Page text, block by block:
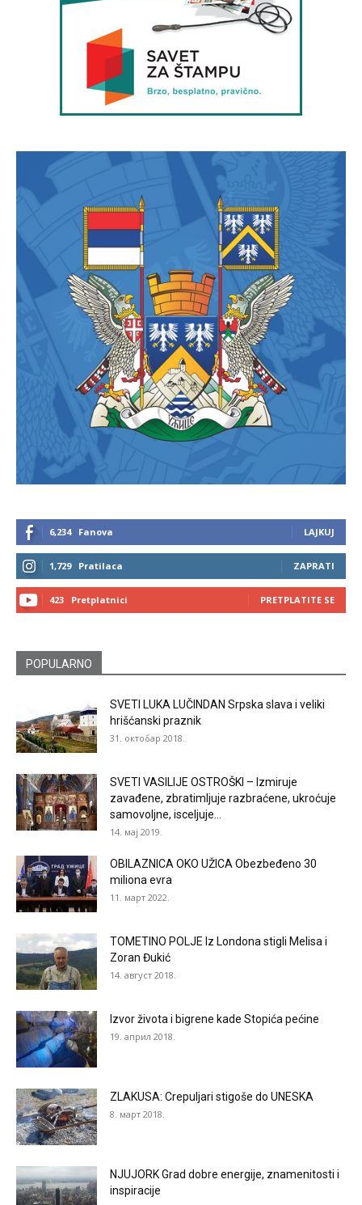
6,234 Fanova LAJKUJ
1,729 Pratilaca ZAPRATI
423 Pretplatnici PRETPLATITE SE
POPULARNO
SVETI LUKA LUČINDAN Srpska slava i veliki
hrišćanski praznik
31. октобар 2018.
SVETI VASILIJE OSTROŠKI – Izmiruje
zavađene, zbratimljuje razbraćene, ukroćuje
samovoljne, isceljuje...
14. мај 2019.
OBILAZNICA OKO UŽICA Obezbeđeno 30
miliona evra
11. март 2022.
TOMETINO POLJE Iz Londona stigli Melisa i
Zoran Đukić
14. август 2018.
Izvor života i bigrene kade Stopića pećine
19. април 2018.
ZLAKUSA: Crepuljari stigoše do UNESKA
8. март 2018.
NJUJORK Grad dobre energije, znamenitosti i
inspiracije